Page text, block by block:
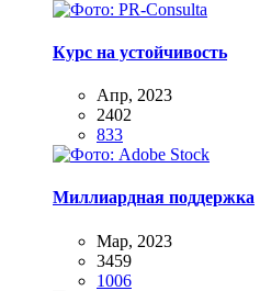
Курс на устойчивость
Апр, 2023
2402
833
Миллиардная поддержка
Мар, 2023
3459
1006